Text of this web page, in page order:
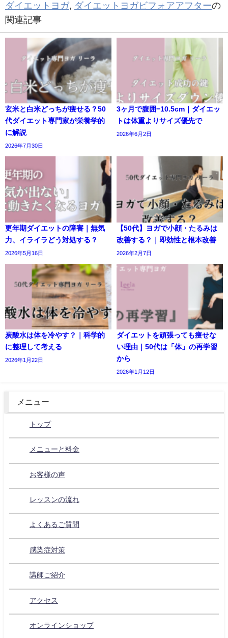
ダイエットヨガ, ダイエットヨガビフォアアフターの
関連記事
玄米と白米どっちが痩せる？50
代ダイエット専門家が栄養学的
に解説
2026年7月30日
3ヶ月で腹囲−10.5cm｜ダイエッ
トは体重よりサイズ優先で
2026年6月2日
更年期ダイエットの障害｜無気
力、イライラどう対処する？
2026年5月16日
【50代】ヨガで小顔・たるみは
改善する？｜即効性と根本改善
2026年2月7日
炭酸水は体を冷やす？｜科学的
に整理して考える
2026年1月22日
ダイエットを頑張っても痩せな
い理由｜50代は「体」の再学習
から
2026年1月12日
メニュー
トップ
メニューと料金
お客様の声
レッスンの流れ
よくあるご質問
感染症対策
講師ご紹介
アクセス
オンラインショップ